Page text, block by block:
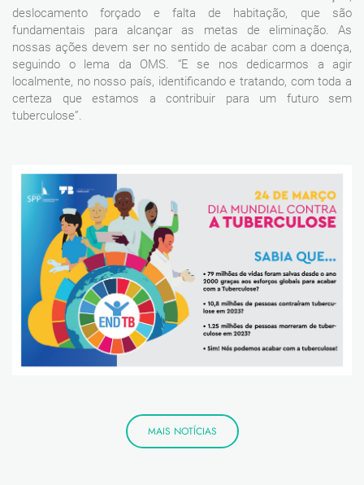
deslocamento forçado e falta de habitação, que são
fundamentais para alcançar as metas de eliminação. As
nossas ações devem ser no sentido de acabar com a doença,
seguindo o lema da OMS. “E se nos dedicarmos a agir
localmente, no nosso país, identificando e tratando, com toda a
certeza que estamos a contribuir para um futuro sem
tuberculose”.
MAIS NOTÍCIAS